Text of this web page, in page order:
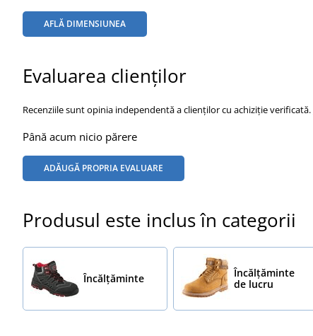
AFLĂ DIMENSIUNEA
Evaluarea clienților
Recenziile sunt opinia independentă a clienților cu achiziție verificată.
Până acum nicio părere
ADĂUGĂ PROPRIA EVALUARE
Produsul este inclus în categorii
Încălţăminte
Încălțăminte
de lucru